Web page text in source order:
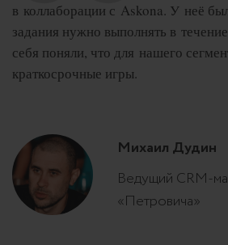
в коллаборации с Askona. У неё
задания нужно выполнять в
себя поняли, что для нашего
краткосрочные игры.
Михаил Дудин
Ведущий CRM-
«Петровича»